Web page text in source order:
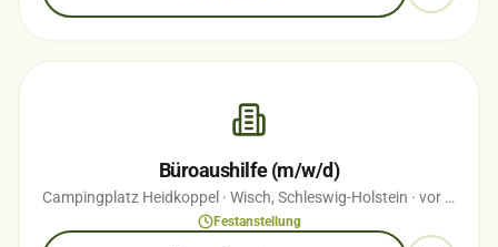
Büroaushilfe (m/w/d)
Campingplatz Heidkoppel · Wisch, Schleswig-Holstein · vor 1 Wochen
Festanstellung